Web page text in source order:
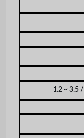
1.2 ~ 3.5 /